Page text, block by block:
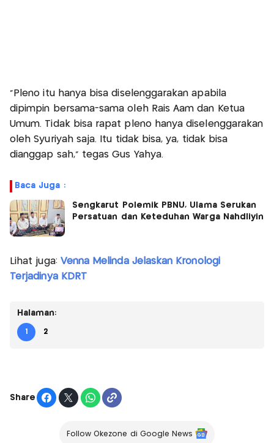
"Pleno itu hanya bisa diselenggarakan apabila
dipimpin bersama-sama oleh Rais Aam dan Ketua
Umum. Tidak bisa rapat pleno hanya diselenggarakan
oleh Syuriyah saja. Itu tidak bisa, ya, tidak bisa
dianggap sah," tegas Gus Yahya.
Baca Juga :
Sengkarut Polemik PBNU, Ulama Serukan
Persatuan dan Keteduhan Warga Nahdliyin
Lihat juga: Venna Melinda Jelaskan Kronologi
Terjadinya KDRT
Halaman:
1 2
Share
Follow Okezone di Google News